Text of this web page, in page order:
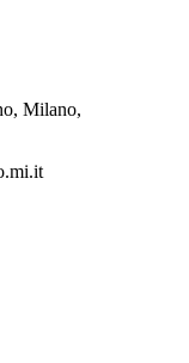
Milano,